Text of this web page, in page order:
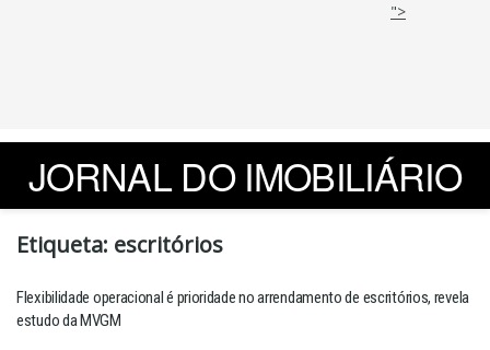
">
JORNAL DO IMOBILIÁRIO
Etiqueta: escritórios
Flexibilidade operacional é prioridade no arrendamento de escritórios, revela
estudo da MVGM